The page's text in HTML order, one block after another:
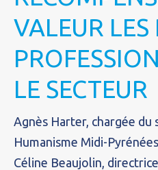
VALEUR LES
LE SECTEUR
Agnès Harter, chargée
Humanisme Midi-
Céline Beaujolin,